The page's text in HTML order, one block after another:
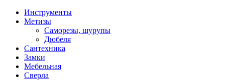
Инструменты
Метизы
Саморезы, шурупы
Дюбеля
Сантехника
Замки
Мебельная
Сверла